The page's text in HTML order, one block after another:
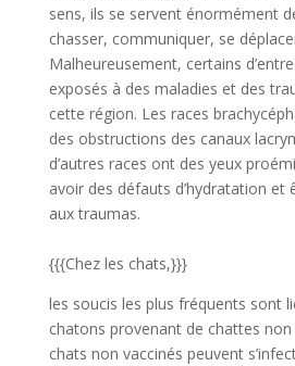
sens, ils se servent énormément
chasser, communiquer, se
Malheureusement, certains
exposés à des maladies et des
cette région. Les races
des obstructions des canaux
d’autres races ont des yeux
avoir des défauts d’hydratation et
aux traumas.
{{{Chez les chats,}}}
les soucis les plus fréquents sont
chatons provenant de chattes non
chats non vaccinés peuvent